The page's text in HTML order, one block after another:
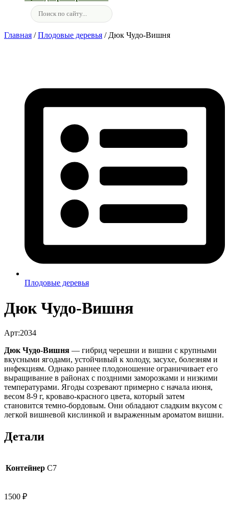
Главная /Плодовые деревья / Дюк Чудо-Вишня
Плодовые деревья
Дюк Чудо-Вишня
Арт:2034
Дюк Чудо-Вишня — гибрид черешни и вишни с крупными
вкусными ягодами, устойчивый к холоду, засухе, болезням и
инфекциям. Однако раннее плодоношение ограничивает его
выращивание в районах с поздними заморозками и низкими
температурами. Ягоды созревают примерно с начала июня,
весом 8-9 г, кроваво-красного цвета, который затем
становится темно-бордовым. Они обладают сладким вкусом с
легкой вишневой кислинкой и выраженным ароматом вишни.
Детали
Контейнер C7
1500 ₽